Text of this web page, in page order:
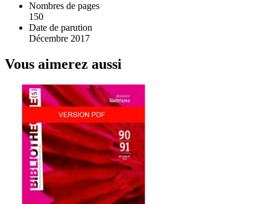
Nombres de pages
150
Date de parution
Décembre 2017
Vous aimerez aussi